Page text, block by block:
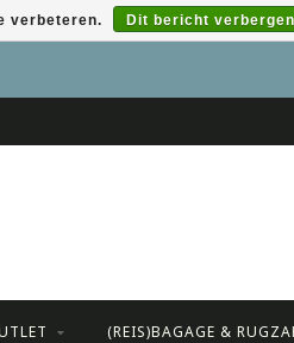
(REIS)BAGAGE &
verbeteren. Dit bericht verbergen